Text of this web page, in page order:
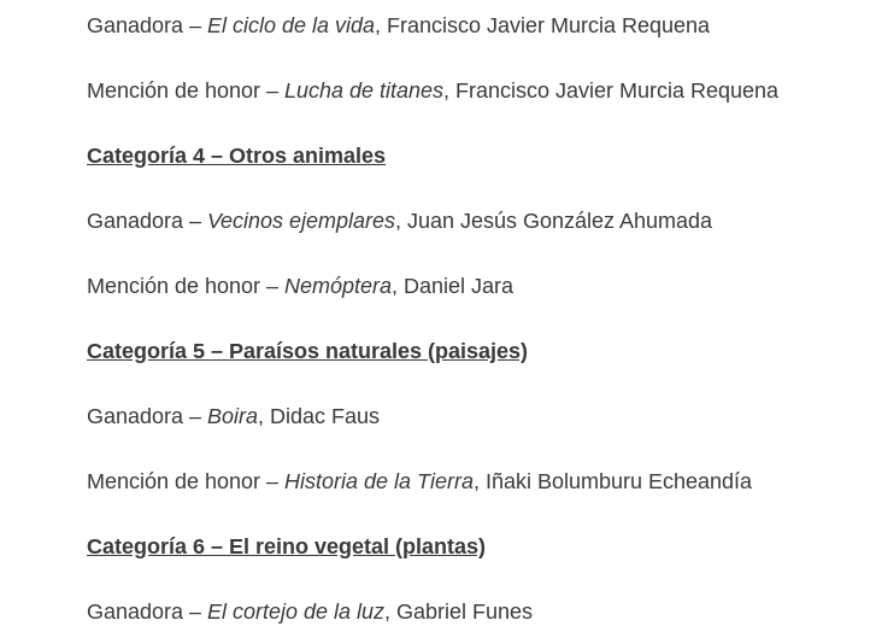
Ganadora – El ciclo de la vida, Francisco Javier Murcia Requena
Mención de honor – Lucha de titanes, Francisco Javier Murcia Requena
Categoría 4 – Otros animales
Ganadora – Vecinos ejemplares, Juan Jesús González Ahumada
Mención de honor – Nemóptera, Daniel Jara
Categoría 5 – Paraísos naturales (paisajes)
Ganadora – Boira, Didac Faus
Mención de honor – Historia de la Tierra, Iñaki Bolumburu Echeandía
Categoría 6 – El reino vegetal (plantas)
Ganadora – El cortejo de la luz, Gabriel Funes